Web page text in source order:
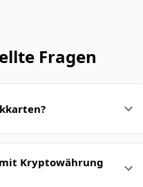
Fragen
Kryptowährung